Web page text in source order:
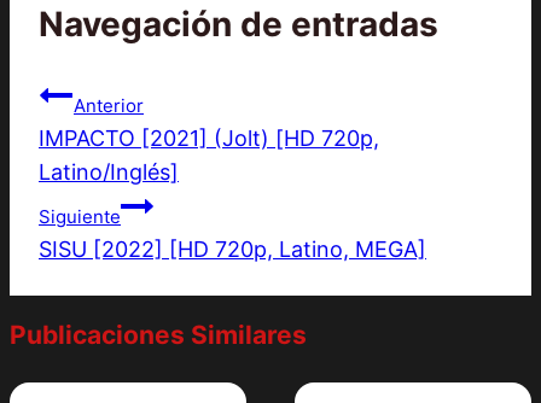
Navegación de entradas
Anterior
IMPACTO [2021] (Jolt) [HD 720p,
Latino/Inglés]
Siguiente
SISU [2022] [HD 720p, Latino, MEGA]
Publicaciones Similares